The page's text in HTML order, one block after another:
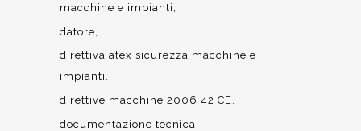
macchine e impianti
datore
direttiva atex sicurezza macchine e
impianti
direttive macchine 2006 42 CE
documentazione tecnica